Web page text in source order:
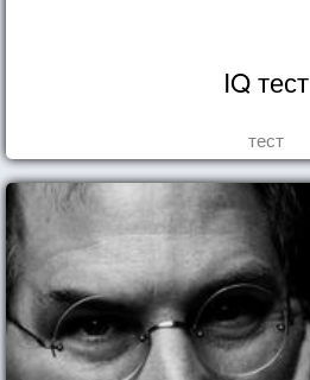
IQ тест
тест